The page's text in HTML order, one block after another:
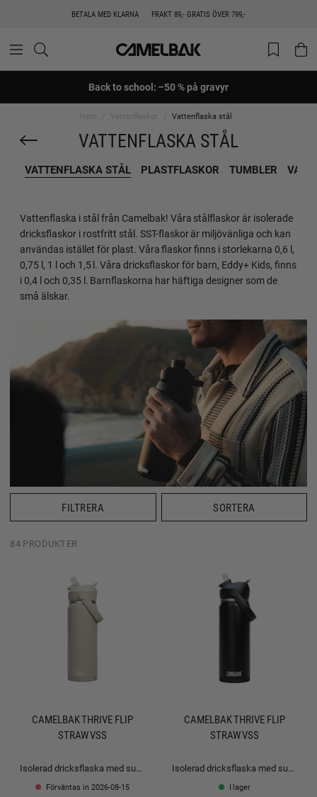
BETALA MED KLARNA FRAKT 89,- GRATIS ÖVER 799,-
Back to school: –50 % på gravyr
Hem Vattenflaskor Vattenflaska stål
VATTENFLASKA STÅL
VATTENFLASKA STÅL PLASTFLASKOR TUMBLER
Vattenflaska i stål från Camelbak! Våra stålflaskor är isolerade
dricksflaskor i rostfritt stål. SST-flaskor är miljövänliga och kan
användas istället för plast. Våra flaskor finns i storlekarna 0,6 l,
0,75 l, 1 l och 1,5 l. Våra dricksflaskor för barn, Eddy+ Kids, finns
i 0,4 l och 0,35 l. Barnflaskorna har häftiga designer som de
små älskar.
FILTRERA SORTERA
84 PRODUKTER
CAMELBAK THRIVE FLIP
STRAW VSS
Isolerad dricksflaska med sugrör: 0,6L
Förväntas in 2026-08-15
CAMELBAK THRIVE FLIP
STRAW VSS
Isolerad dricksflaska med sugrör: 0,6L
I lager